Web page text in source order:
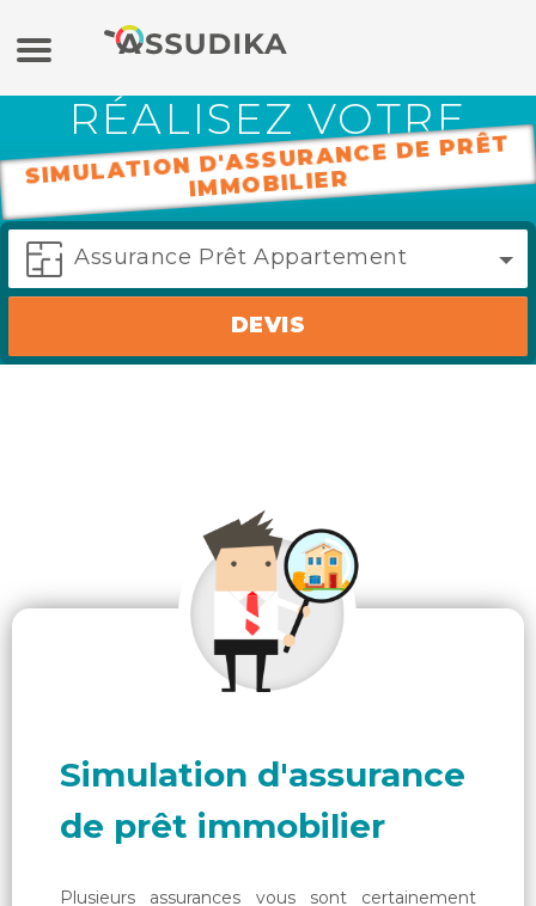
Assurance auto
Assurance moto
Assurance habitation
Assurance emprunteur
Assurance particulier
Assurance professionnelle
Assurance entreprise
Qui sommes-nous ?
RÉALISEZ VOTRE
SIMULATION D'ASSURANCE DE PRÊT
IMMOBILIER
Assurance Prêt Appartement
DEVIS
Simulation d'assurance
de prêt immobilier
Plusieurs assurances vous sont certainement